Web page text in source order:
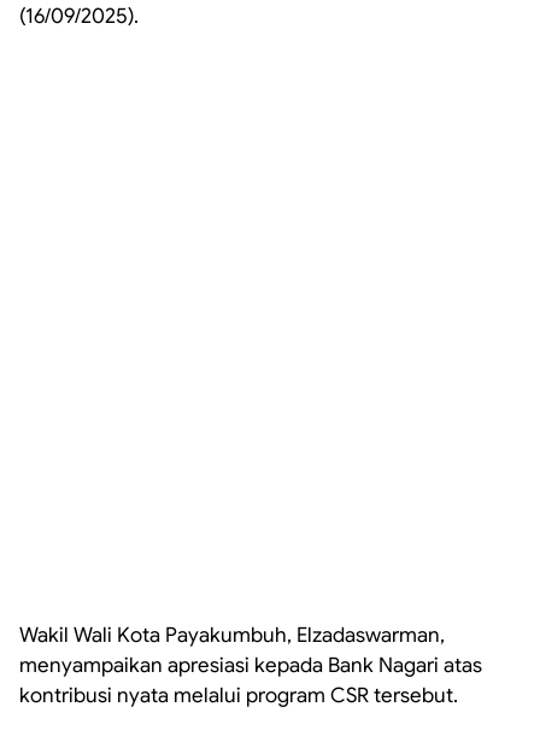
(16/09/2025).
Wakil Wali Kota Payakumbuh, Elzadaswarman,
menyampaikan apresiasi kepada Bank Nagari atas
kontribusi nyata melalui program CSR tersebut.